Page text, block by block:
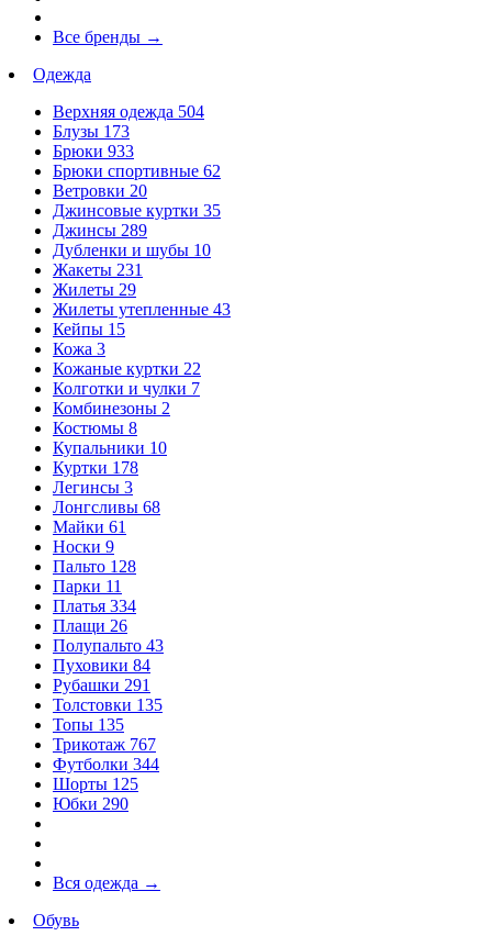
Все бренды →
Одежда
Верхняя одежда 504
Блузы 173
Брюки 933
Брюки спортивные 62
Ветровки 20
Джинсовые куртки 35
Джинсы 289
Дубленки и шубы 10
Жакеты 231
Жилеты 29
Жилеты утепленные 43
Кейпы 15
Кожа 3
Кожаные куртки 22
Колготки и чулки 7
Комбинезоны 2
Костюмы 8
Купальники 10
Куртки 178
Легинсы 3
Лонгсливы 68
Майки 61
Носки 9
Пальто 128
Парки 11
Платья 334
Плащи 26
Полупальто 43
Пуховики 84
Рубашки 291
Толстовки 135
Топы 135
Трикотаж 767
Футболки 344
Шорты 125
Юбки 290
Вся одежда →
Обувь